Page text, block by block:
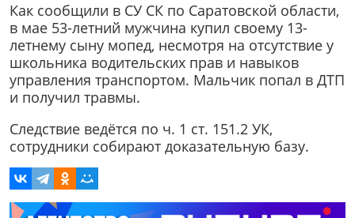
Как сообщили в СУ СК по Саратовской области,
в мае 53-летний мужчина купил своему 13-
летнему сыну мопед, несмотря на отсутствие у
школьника водительских прав и навыков
управления транспортом. Мальчик попал в ДТП
и получил травмы.
Следствие ведётся по ч. 1 ст. 151.2 УК,
сотрудники собирают доказательную базу.